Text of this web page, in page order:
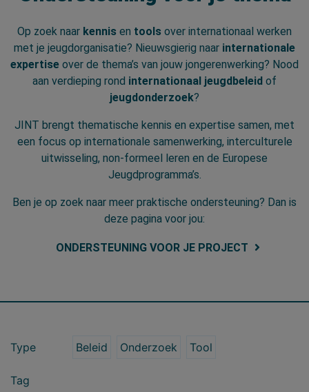
Op zoek naar kennis en tools over internationaal werken
met je jeugdorganisatie? Nieuwsgierig naar internationale
expertise over de thema’s van jouw jongerenwerking? Nood
aan verdieping rond internationaal jeugdbeleid of
jeugdonderzoek?
JINT brengt thematische kennis en expertise samen, met
een focus op internationale samenwerking, interculturele
uitwisseling, non-formeel leren en de Europese
Jeugdprogramma’s.
Ben je op zoek naar meer praktische ondersteuning? Dan is
deze pagina voor jou:
ONDERSTEUNING VOOR JE PROJECT
Type Beleid Onderzoek Tool
Tag